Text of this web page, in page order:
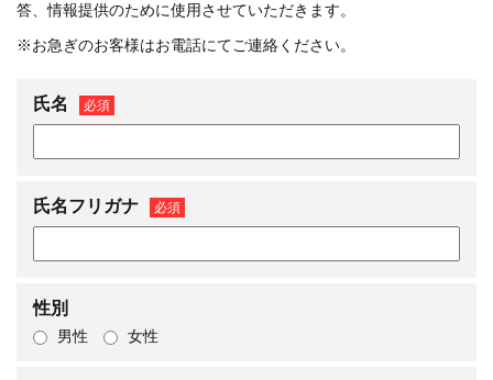
答、情報提供のために使用させていただきます。
※お急ぎのお客様はお電話にてご連絡ください。
氏名 必須
氏名フリガナ 必須
性別
男性 女性